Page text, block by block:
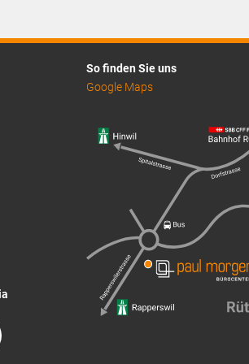
So finden Sie uns
Google Maps